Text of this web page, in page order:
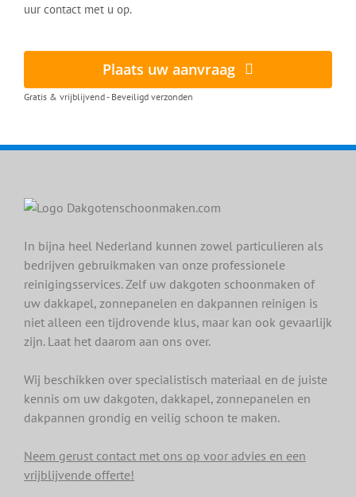
uur contact met u op.
Plaats uw aanvraag
Gratis & vrijblijvend - Beveiligd verzonden
In bijna heel Nederland kunnen zowel particulieren als
bedrijven gebruikmaken van onze professionele
reinigingsservices. Zelf uw dakgoten schoonmaken of
uw dakkapel, zonnepanelen en dakpannen reinigen is
niet alleen een tijdrovende klus, maar kan ook gevaarlijk
zijn. Laat het daarom aan ons over.
Wij beschikken over specialistisch materiaal en de juiste
kennis om uw dakgoten, dakkapel, zonnepanelen en
dakpannen grondig en veilig schoon te maken.
Neem gerust contact met ons op voor advies en een
vrijblijvende offerte!